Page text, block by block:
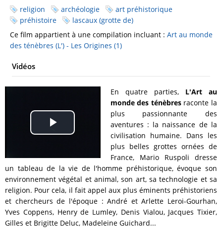
religion
archéologie
art préhistorique
préhistoire
lascaux (grotte de)
Ce film appartient à une compilation incluant : Art au monde
des ténèbres (L') - Les Origines (1)
Vidéos
Play
Video
En quatre parties, L'Art au
monde des ténèbresraconte la
plus passionnante des
aventures : la naissance de la
civilisation humaine. Dans les
plus belles grottes ornées de
France, Mario Ruspoli dresse
un tableau de la vie de l'homme préhistorique, évoque son
environnement végétal et animal, son art, sa technologie et sa
religion. Pour cela, il fait appel aux plus éminents préhistoriens
et chercheurs de l'époque : André et Arlette Leroi-Gourhan,
Yves Coppens, Henry de Lumley, Denis Vialou, Jacques Tixier,
Gilles et Brigitte Deluc, Madeleine Guichard...